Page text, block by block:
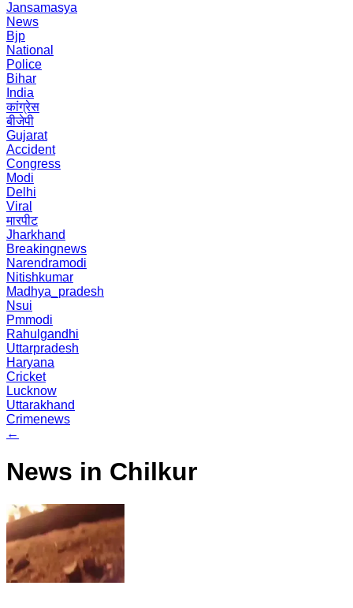
Jansamasya
News
Bjp
National
Police
Bihar
India
कांग्रेस
बीजेपी
Gujarat
Accident
Congress
Modi
Delhi
Viral
मारपीट
Jharkhand
Breakingnews
Narendramodi
Nitishkumar
Madhya_pradesh
Nsui
Pmmodi
Rahulgandhi
Uttarpradesh
Haryana
Cricket
Lucknow
Uttarakhand
Crimenews
←
News in Chilkur